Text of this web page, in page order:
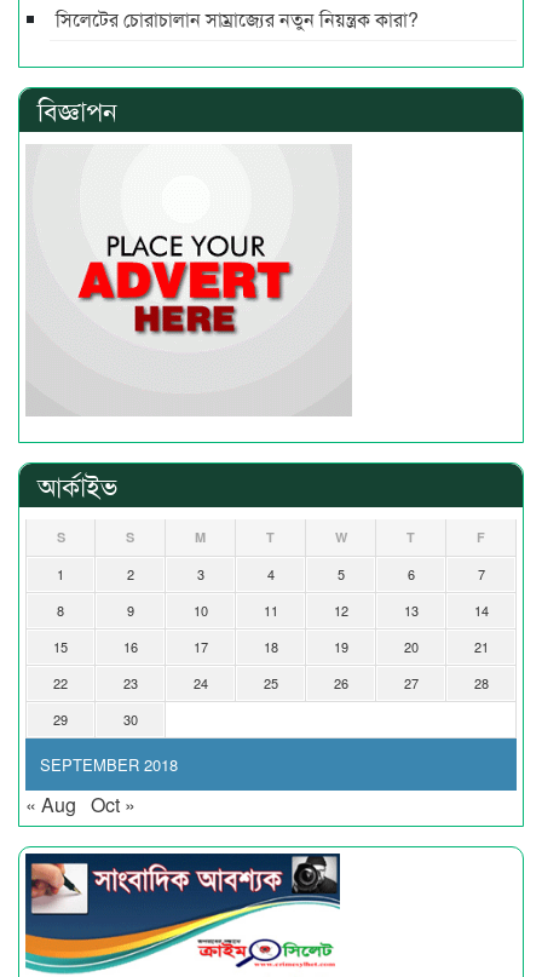
সিলেটের চোরাচালান সাম্রাজ্যের নতুন নিয়ন্ত্রক কারা?
বিজ্ঞাপন
আর্কাইভ
SEPTEMBER 2018
S S M T W T F
1 2 3 4 5 6
7
8
9 10 11 12 13
14
15
16 17 18 19 20
21
22
23 24 25 26 27
28
29
30
« Aug Oct »